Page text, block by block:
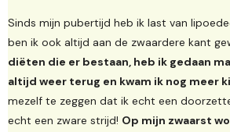
Sinds mijn pubertijd heb ik last van
ben ik ook altijd aan de zwaardere kant
diëten die er bestaan, heb ik gedaan
altijd weer terug en kwam ik nog meer
mezelf te zeggen dat ik echt een
echt een zware strijd! Op mijn zwaarst